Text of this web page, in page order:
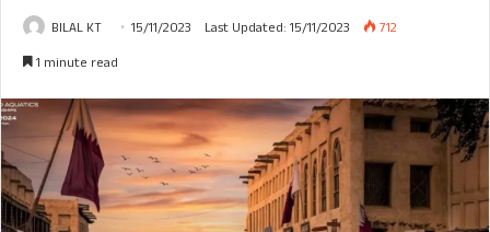
BILAL KT 15/11/2023 Last Updated: 15/11/2023
712
1 minute read